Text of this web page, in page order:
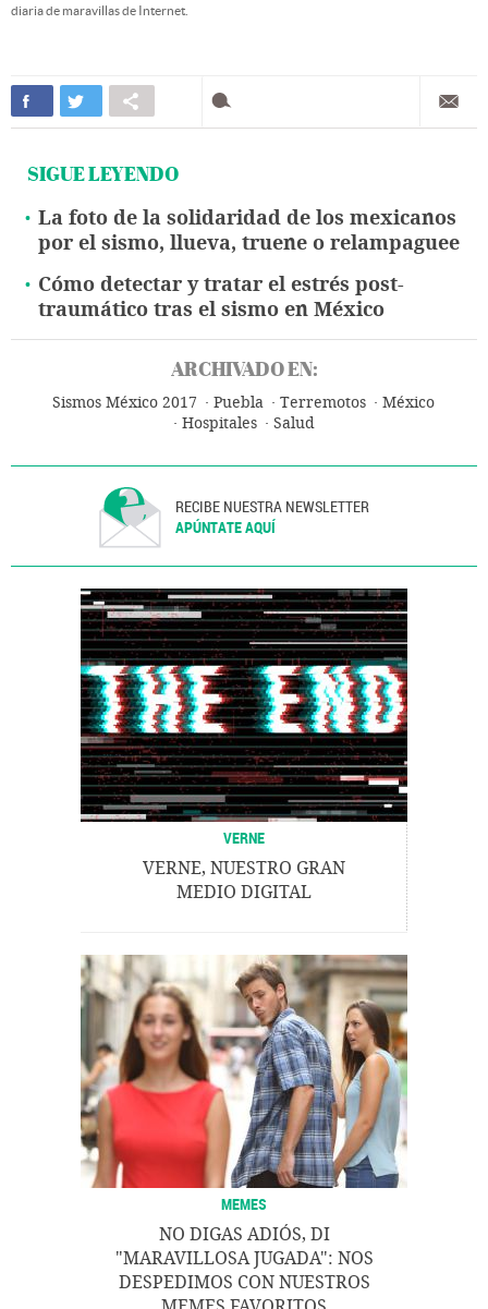
diaria de maravillas de Internet.
SIGUE LEYENDO
La foto de la solidaridad de los mexicanos
por el sismo, llueva, truene o relampaguee
Cómo detectar y tratar el estrés post-
traumático tras el sismo en México
ARCHIVADO EN:
Sismos México 2017 Puebla Terremotos
México
Hospitales
Salud
RECIBE NUESTRA NEWSLETTER
APÚNTATE AQUÍ
VERNE
VERNE, NUESTRO GRAN
MEDIO DIGITAL
MEMES
NO DIGAS ADIÓS, DI
"MARAVILLOSA JUGADA": NOS
DESPEDIMOS CON NUESTROS